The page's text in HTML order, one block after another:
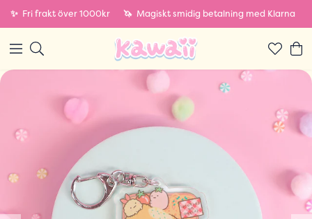
✨ Fri frakt över 1000kr 🦄 Magiskt smidig betalning med Klarna